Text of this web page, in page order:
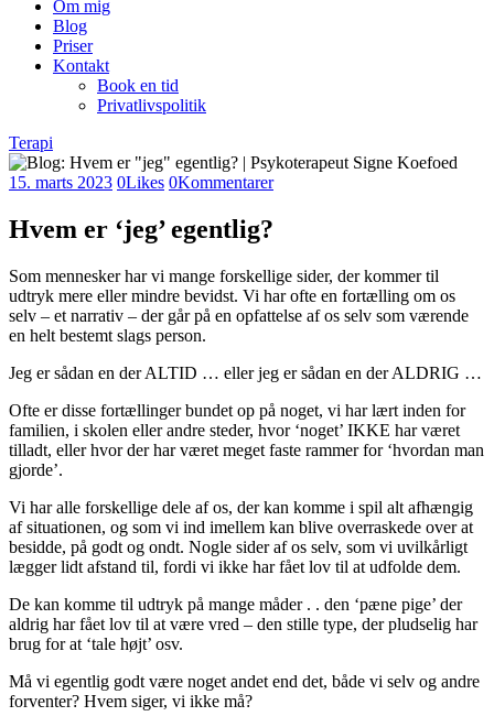
Om mig
Blog
Priser
Kontakt
Book en tid
Privatlivspolitik
Terapi
15. marts 2023 0Likes 0Kommentarer
Hvem er ‘jeg’ egentlig?
Som mennesker har vi mange forskellige sider, der kommer til
udtryk mere eller mindre bevidst. Vi har ofte en fortælling om os
selv – et narrativ – der går på en opfattelse af os selv som værende
en helt bestemt slags person.
Jeg er sådan en der ALTID … eller jeg er sådan en der ALDRIG …
Ofte er disse fortællinger bundet op på noget, vi har lært inden for
familien, i skolen eller andre steder, hvor ‘noget’ IKKE har været
tilladt, eller hvor der har været meget faste rammer for ‘hvordan man
gjorde’.
Vi har alle forskellige dele af os, der kan komme i spil alt afhængig
af situationen, og som vi ind imellem kan blive overraskede over at
besidde, på godt og ondt. Nogle sider af os selv, som vi uvilkårligt
lægger lidt afstand til, fordi vi ikke har fået lov til at udfolde dem.
De kan komme til udtryk på mange måder . . den ‘pæne pige’ der
aldrig har fået lov til at være vred – den stille type, der pludselig har
brug for at ‘tale højt’ osv.
Må vi egentlig godt være noget andet end det, både vi selv og andre
forventer? Hvem siger, vi ikke må?